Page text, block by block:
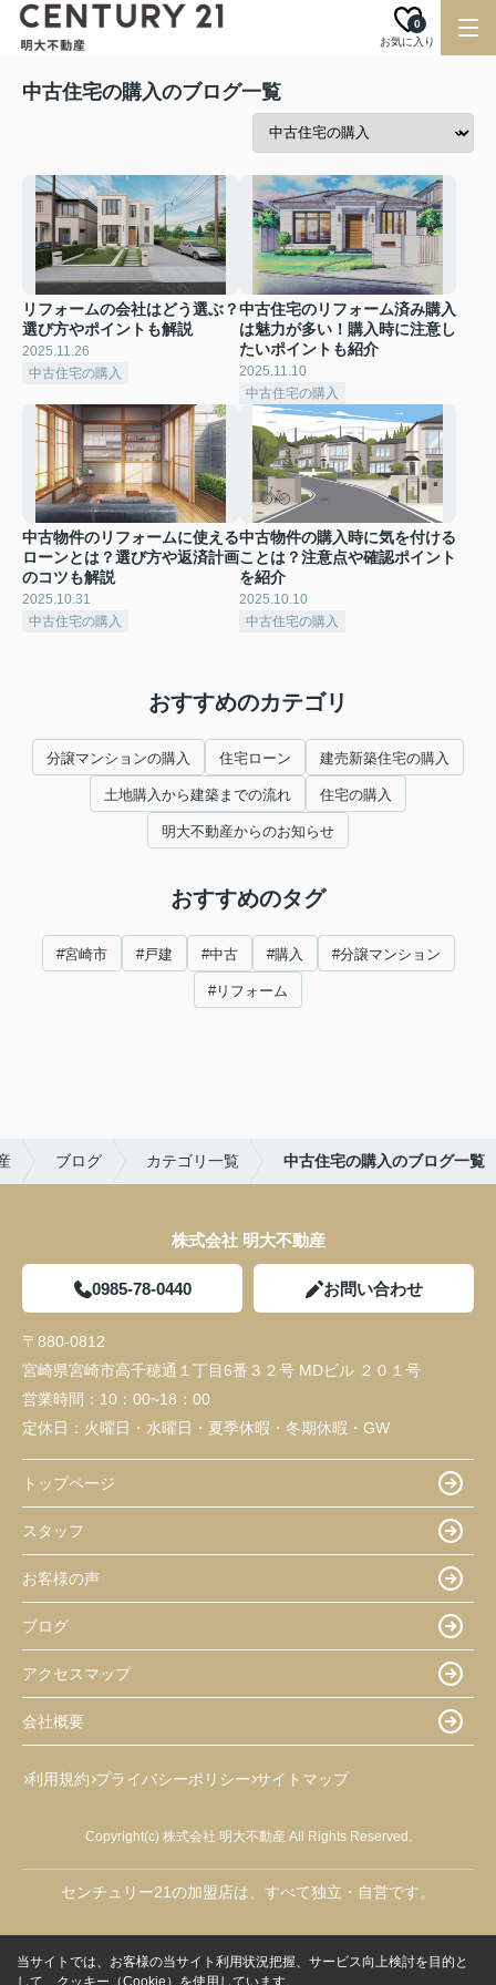
お気に入り
0
中古住宅の購入のブログ一覧
リフォームの会社はどう選ぶ？
選び方やポイントも解説
2025.11.26
中古住宅の購入
中古住宅のリフォーム済み購入
は魅力が多い！購入時に注意し
たいポイントも紹介
2025.11.10
中古住宅の購入
中古物件のリフォームに使える
ローンとは？選び方や返済計画
のコツも解説
2025.10.31
中古住宅の購入
中古物件の購入時に気を付ける
ことは？注意点や確認ポイント
を紹介
2025.10.10
中古住宅の購入
おすすめのカテゴリ
分譲マンションの購入 住宅ローン 建売新築住宅の購入
土地購入から建築までの流れ 住宅の購入
明大不動産からのお知らせ
おすすめのタグ
#宮崎市 #戸建 #中古 #購入 #分譲マンション
#リフォーム
ブログ カテゴリ一覧 中古住宅の購入のブログ一覧
株式会社 明大不動産
0985-78-0440 お問い合わせ
〒880-0812
宮崎県宮崎市高千穂通１丁目6番３２号 MDビル ２０１号
営業時間： 10：00~18：00
定休日： 火曜日・水曜日・夏季休暇・冬期休暇・GW
トップページ
スタッフ
お客様の声
ブログ
アクセスマップ
会社概要
利用規約 プライバシーポリシー サイトマップ
Copyright(c) 株式会社 明大不動産 All Rights Reserved.
センチュリー21の加盟店は、すべて独立・自営です。
当サイトでは、お客様の当サイト利用状況把握、サービス向上検討を目的と
して、クッキー（Cookie）を使用しています。